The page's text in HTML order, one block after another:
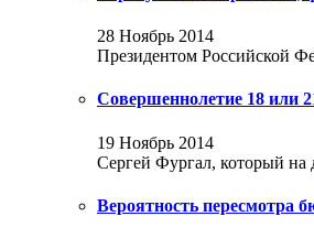
28 Ноябрь 2014
Президентом Российской
Совершеннолетие 18 или
19 Ноябрь 2014
Сергей Фургал, который
Вероятность пересмотра